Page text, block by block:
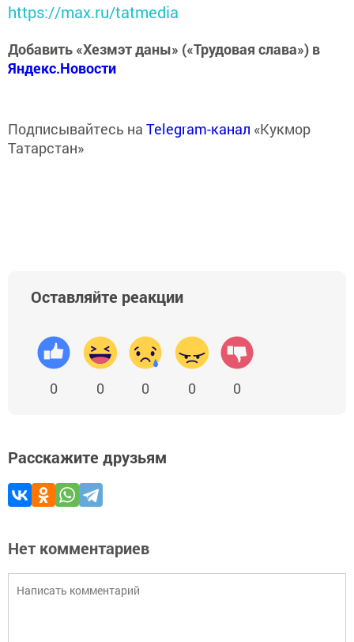
https://max.ru/tatmedia
Добавить «Хезмэт даны» («Трудовая слава») в
Яндекс.Новости
Подписывайтесь на Telegram-канал «Кукмор
Татарстан»
Оставляйте реакции
0 0 0 0 0
Расскажите друзьям
Нет комментариев